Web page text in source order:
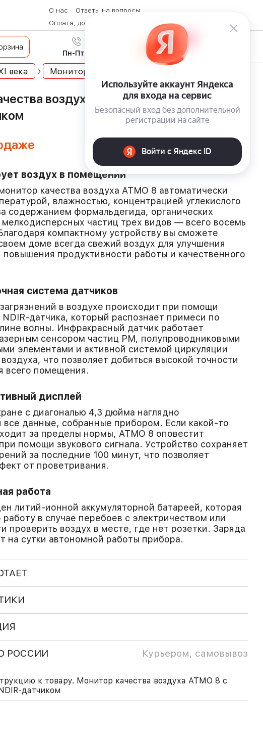
О нас
Ответы на вопросы
Оплата, доставка и возврат товара
Контакты
8 (800) 600-28-07
Пн-Пт с 9:00 до 19:00
века Мониторы погоды
воздуха ATMO 8 с инфракрасным
воздух в помещении
качества воздуха ATMO 8 автоматически
влажностью, концентрацией углекислого
содержанием формальдегида, органических
мелкодисперсных частиц трех видов — всего восемь
компактному устройству вы сможете
доме всегда свежий воздух для улучшения
повышения продуктивности работы и качественного
система датчиков
в воздухе происходит при помощи
датчика, который распознает примеси по
волны. Инфракрасный датчик работает
сенсором частиц PM, полупроводниковыми
элементами и активной системой циркуляции
что позволяет добиться высокой точности
всего помещения.
дисплей
с диагональю 4,3 дюйма наглядно
все данные, собранные прибором. Если какой-то
за пределы нормы, ATMO 8 оповестит
помощи звукового сигнала. Устройство сохраняет
за последние 100 минут, что позволяет
от проветривания.
работа
литий-ионной аккумуляторной батареей, которая
работу в случае перебоев с электричеством или
проверить воздух в месте, где нет розетки. Заряда
на сутки автономной работы прибора.
РОССИИ Курьером, самовывоз
к товару. Монитор качества воздуха ATMO 8 с
датчиком